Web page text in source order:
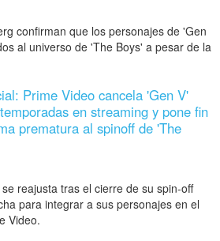
confirman que los personajes de 'Gen
al universo de 'The Boys' a pesar de la
Prime Video cancela 'Gen V'
en streaming y pone fin
prematura al spinoff de 'The
reajusta tras el cierre de su spin-off
para integrar a sus personajes en el
Video.